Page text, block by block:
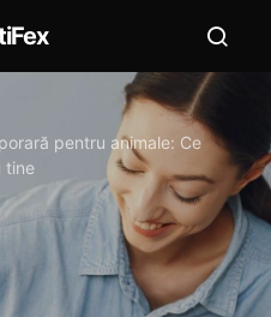
pentru animale: Ce
tine